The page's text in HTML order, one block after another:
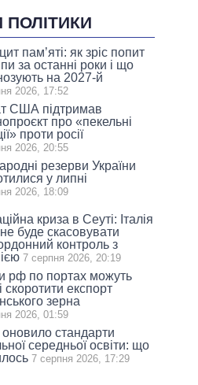
ПОЛІТИКИ
пам’яті: як зріс попит
за останні роки і що
на 2027-й
2026, 17:52
США підтримав
про «пекельні
проти росії
2026, 20:55
резерви України
у липні
2026, 18:09
криза в Сеуті: Італія
буде скасовувати
контроль з
7 серпня 2026, 20:19
рф по портах можуть
скоротити експорт
зерна
2026, 01:59
стандарти
середньої освіти: що
7 серпня 2026, 17:29